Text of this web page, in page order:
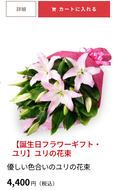
詳細 カートに入れる
【誕生日フラワーギフト・
ユリ】ユリの花束
優しい色合いのユリの花束
4,400 円（税込）